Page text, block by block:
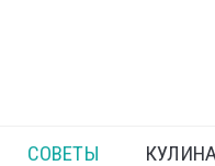
после
СОВЕТЫ